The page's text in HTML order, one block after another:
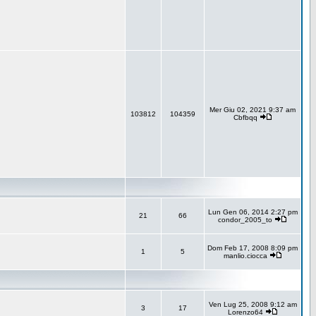
103812 104359
Mer Giu 02, 2021 9:37 am
Cbfbqq
21 66
Lun Gen 06, 2014 2:27 pm
condor_2005_to
1 5
Dom Feb 17, 2008 8:09 pm
manlio.ciocca
3 17
Ven Lug 25, 2008 9:12 am
Lorenzo64